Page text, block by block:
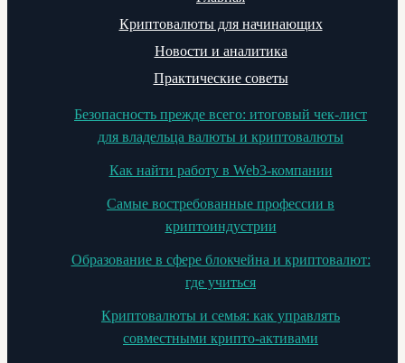
Криптовалюты для начинающих
Новости и аналитика
Практические советы
Безопасность прежде всего: итоговый чек-лист
для владельца валюты и криптовалюты
Как найти работу в Web3-компании
Самые востребованные профессии в
криптоиндустрии
Образование в сфере блокчейна и криптовалют:
где учиться
Криптовалюты и семья: как управлять
совместными крипто-активами